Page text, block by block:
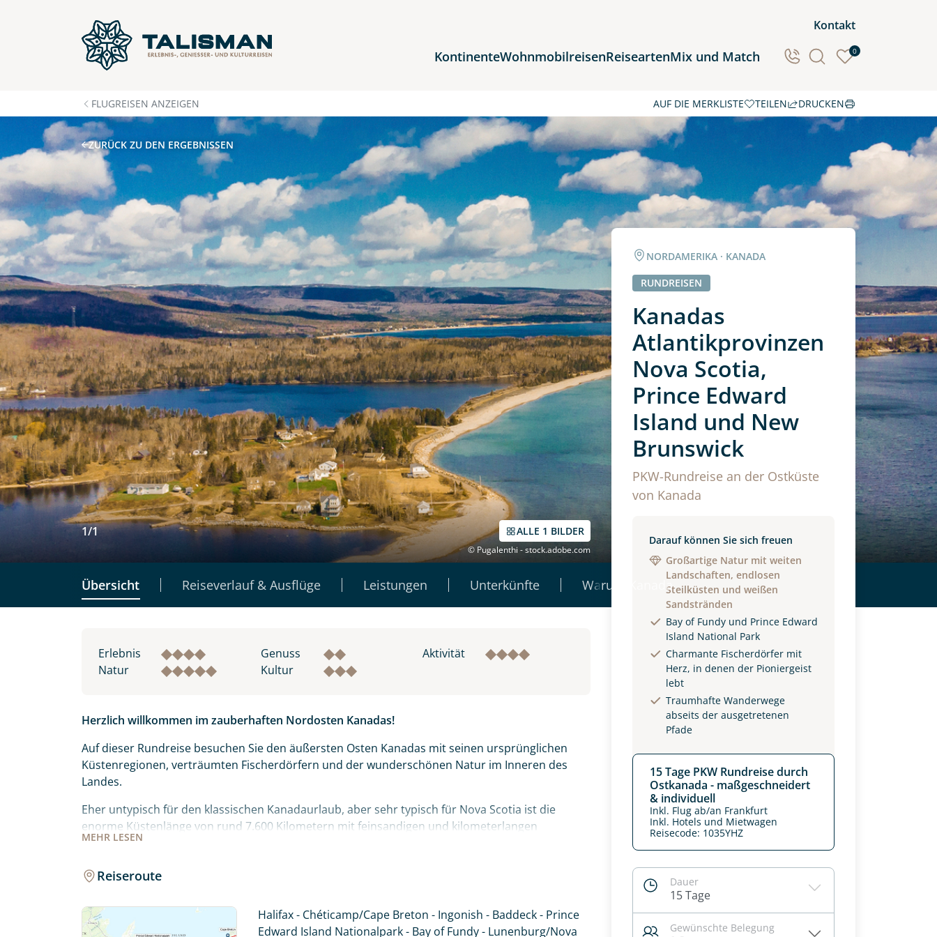
Kontakt
KontinenteWohnmobilreisenReiseartenMix und Match 0
Afrika
Asien
Europa
Nordamerika
Ozeanien
Südamerika
FLUGREISEN ANZEIGEN AUF DIE MERKLISTE TEILEN DRUCKEN
ZURÜCK ZU DEN ERGEBNISSEN
1/1 ALLE 1 BILDER
© Pugalenthi - stock.adobe.com
Übersicht Reiseverlauf & Ausflüge Leistungen Unterkünfte Warum Kanada
NORDAMERIKA · KANADA
RUNDREISEN
Kanadas
Atlantikprovinzen
Nova Scotia,
Prince Edward
Island und New
Brunswick
PKW-Rundreise an der Ostküste
von Kanada
Darauf können Sie sich freuen
Großartige Natur mit weiten
Landschaften, endlosen
Steilküsten und weißen
Sandstränden
Bay of Fundy und Prince Edward
Island National Park
Charmante Fischerdörfer mit
Herz, in denen der Pioniergeist
lebt
Traumhafte Wanderwege
abseits der ausgetretenen
Pfade
15 Tage PKW Rundreise durch
Ostkanada - maßgeschneidert
& individuell
Inkl. Flug ab/an Frankfurt
Inkl. Hotels und Mietwagen
Reisecode: 1035YHZ
Dauer
15 Tage
Gewünschte Belegung
Erlebnis Genuss
Aktivität
Natur
Kultur
MEHR LESEN
Herzlich willkommen im zauberhaften Nordosten Kanadas!
Auf dieser Rundreise besuchen Sie den äußersten Osten Kanadas mit seinen ursprünglichen
Küstenregionen, verträumten Fischerdörfern und der wunderschönen Natur im Inneren des
Landes.
Eher untypisch für den klassischen Kanadaurlaub, aber sehr typisch für Nova Scotia ist die
enorme Küstenlänge von rund 7.600 Kilometern mit feinsandigen und kilometerlangen
Sandstränden bis hin zu kleinen Buchten.
mit einer sanften Landschaft, keltischem Einfluss und gleichzeitig als Geburtsort von Kanada
New Brunswick - das klingt doch wie..? Richtig. Nach Braunschweig. Unter den vielen
Reiseroute
Halifax - Chéticamp/Cape Breton - Ingonish - Baddeck - Prince
Edward Island Nationalpark - Bay of Fundy - Lunenburg/Nova